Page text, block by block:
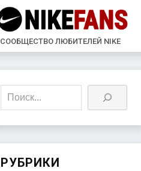
СООБЩЕСТВО ЛЮБИТЕЛЕЙ NIKE
Поиск
РУБРИКИ